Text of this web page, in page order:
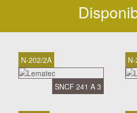
N-202/2A
SNCF 241 A 3